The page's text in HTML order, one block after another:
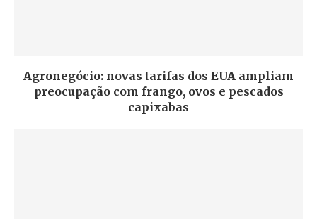
Agronegócio: novas tarifas dos EUA ampliam
preocupação com frango, ovos e pescados
capixabas